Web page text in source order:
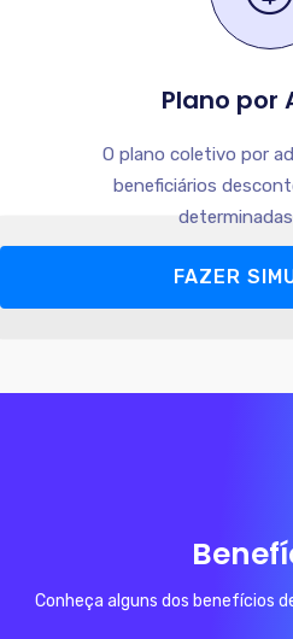
Plano por
O plano coletivo por
beneficiários
FAZER
Conheça alguns dos benefícios